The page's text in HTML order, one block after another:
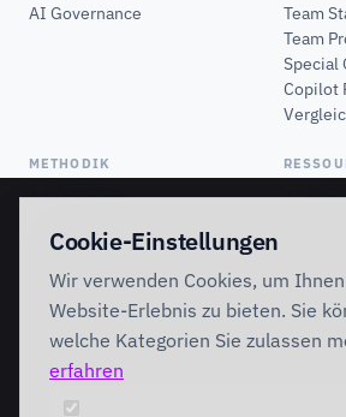
AI Governance
Team
Team
Special
Copilot
METHODIK
Alle Methoden
AI Canvas
TRIARDIS-Methode
KI-Werkstatt
TOOLS
Alle Tools
Use Case Qualifier
Alle
KI-
Cookie-Einstellungen
Wir verwenden Cookies, um
Website-Erlebnis zu bieten. Sie
welche Kategorien Sie zulassen
erfahren